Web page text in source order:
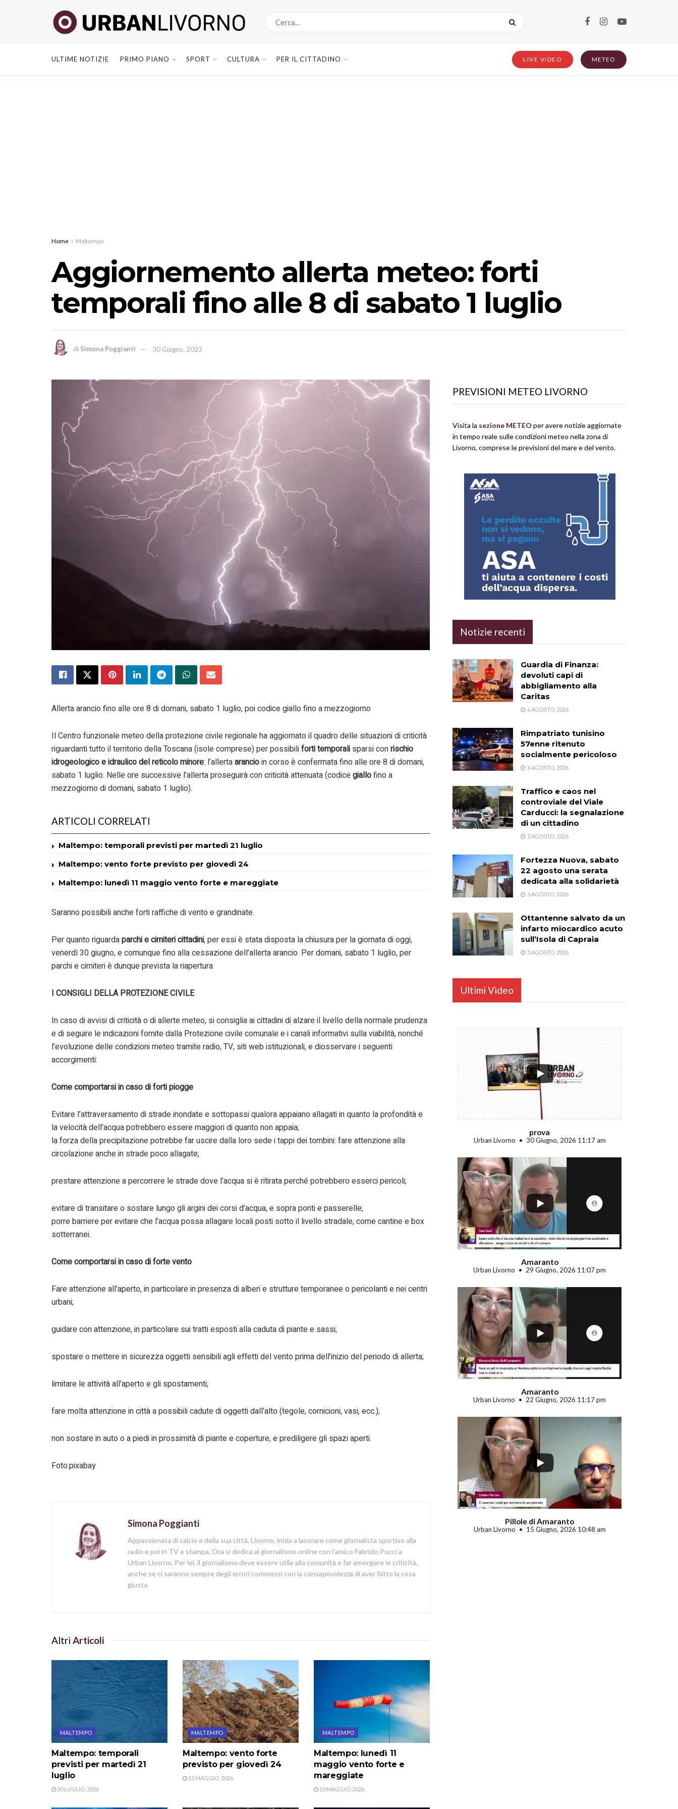
ULTIME NOTIZIE PRIMO PIANO SPORT CULTURA PER IL CITTADINO LIVE VIDEO METEO
Home Maltempo
Aggiornemento allerta meteo: forti
temporali fino alle 8 di sabato 1 luglio
di Simona Poggianti 30 Giugno, 2023
Allerta arancio fino alle ore 8 di domani, sabato 1 luglio, poi codice giallo fino a mezzogiorno
Il Centro funzionale meteo della protezione civile regionale ha aggiornato il quadro delle situazioni di criticità
riguardanti tutto il territorio della Toscana (isole comprese) per possibilifortitemporali sparsi conrischio
idrogeologico e idraulico del reticolo minore: l’allertaarancioin corso è confermata fino alle ore 8 di domani,
sabato 1 luglio. Nelle ore successive l’allerta proseguirà con criticità attenuata (codicegiallofino a
mezzogiorno di domani, sabato 1 luglio).
ARTICOLI CORRELATI
Maltempo: temporali previsti per martedì 21 luglio
Maltempo: vento forte previsto per giovedì 24
Maltempo: lunedì 11 maggio vento forte e mareggiate
Saranno possibili anche forti raffiche di vento e grandinate.
Per quanto riguardaparchi e cimiteri cittadini, per essi è stata disposta la chiusura per la giornata di oggi,
venerdì 30 giugno, e comunque fino alla cessazione dell’allerta arancio. Per domani, sabato 1 luglio, per
parchi e cimiteri è dunque prevista la riapertura.
I CONSIGLI DELLA PROTEZIONE CIVILE
In caso di avvisi di criticità o di allerte meteo, si consiglia ai cittadini di alzare il livello della normale prudenza
e di seguire le indicazioni fornite dalla Protezione civile comunale e i canali informativi sulla viabilità, nonché
l’evoluzione delle condizioni meteo tramite radio, TV, siti web istituzionali, e diosservare i seguenti
accorgimenti:
Come comportarsi in caso di forti piogge
Evitare l’attraversamento di strade inondate e sottopassi qualora appaiano allagati in quanto la profondità e
la velocità dell’acqua potrebbero essere maggiori di quanto non appaia;
la forza della precipitazione potrebbe far uscire dalla loro sede i tappi dei tombini: fare attenzione alla
circolazione anche in strade poco allagate;
prestare attenzione a percorrere le strade dove l’acqua si è ritirata perché potrebbero esserci pericoli;
evitare di transitare o sostare lungo gli argini dei corsi d’acqua, e sopra ponti e passerelle;
porre barriere per evitare che l’acqua possa allagare locali posti sotto il livello stradale, come cantine e box
sotterranei.
Come comportarsi in caso di forte vento
Fare attenzione all’aperto, in particolare in presenza di alberi e strutture temporanee o pericolanti e nei centri
urbani;
guidare con attenzione, in particolare sui tratti esposti alla caduta di piante e sassi;
spostare o mettere in sicurezza oggetti sensibili agli effetti del vento prima dell’inizio del periodo di allerta;
limitare le attività all’aperto e gli spostamenti;
fare molta attenzione in città a possibili cadute di oggetti dall’alto (tegole, cornicioni, vasi, ecc.);
non sostare in auto o a piedi in prossimità di piante e coperture, e prediligere gli spazi aperti.
Foto:pixabay
Simona Poggianti
Appassionata di calcio e della sua città, Livorno, inizia a lavorare come giornalista sportivo alla
radio e poi in TV e stampa. Ora si dedica al giornalismo online con l'amico Fabrizio Pucci a
Urban Livorno. Per lei, il giornalismo deve essere utile alla comunità e far emergere le criticità,
anche se ci saranno sempre degli errori commessi con la consapevolezza di aver fatto la cosa
giusta.
Altri Articoli
MALTEMPO
Maltempo: temporali
previsti per martedì 21
luglio
20 LUGLIO, 2026
MALTEMPO
Maltempo: vento forte
previsto per giovedì 24
13 MAGGIO, 2026
MALTEMPO
Maltempo: lunedì 11
maggio vento forte e
mareggiate
10 MAGGIO, 2026
PREVISIONI METEO LIVORNO
Visita la sezione METEO per avere notizie aggiornate
in tempo reale sulle condizioni meteo nella zona di
Livorno, comprese le previsioni del mare e del vento.
Notizie recenti
Guardia di Finanza:
devoluti capi di
abbigliamento alla
Caritas
6 AGOSTO, 2026
Rimpatriato tunisino
57enne ritenuto
socialmente pericoloso
6 AGOSTO, 2026
Traffico e caos nel
controviale del Viale
Carducci: la segnalazione
di un cittadino
5 AGOSTO, 2026
Fortezza Nuova, sabato
22 agosto una serata
dedicata alla solidarietà
5 AGOSTO, 2026
Ottantenne salvato da un
infarto miocardico acuto
sull’Isola di Capraia
5 AGOSTO, 2026
Ultimi Video
...
prova
Urban Livorno 30 Giugno, 2026 11:17 am
...
Amaranto
Urban Livorno 29 Giugno, 2026 11:07 pm
...
Amaranto
Urban Livorno 22 Giugno, 2026 11:17 pm
Pillole di Amaranto
Urban Livorno 15 Giugno, 2026 10:48 am